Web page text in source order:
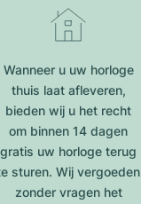
Wanneer u uw horloge
thuis laat afleveren,
bieden wij u het recht
om binnen 14 dagen
gratis uw horloge terug
sturen. Wij vergoeden
zonder vragen het